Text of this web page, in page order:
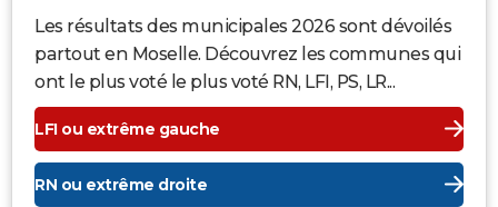
Les résultats des municipales 2026 sont dévoilés
partout en Moselle. Découvrez les communes qui
ont le plus voté le plus voté RN, LFI, PS, LR...
LFI ou extrême gauche
RN ou extrême droite